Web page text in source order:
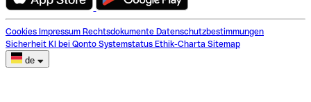
Cookies Impressum Rechtsdokumente Datenschutzbestimmungen
Sicherheit KI bei Qonto Systemstatus Ethik-Charta Sitemap
de